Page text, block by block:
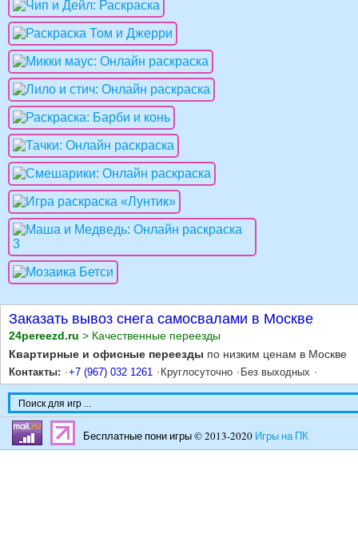
Заказать вывоз снега самосвалами в Москве
24pereezd.ru > Качественные переезды
Квартирные и офисные переезды по низким ценам в Москве
Контакты: +7 (967) 032 1261 Круглосуточно Без выходных
Бесплатные пони игры © 2013-2020 Игры на ПК